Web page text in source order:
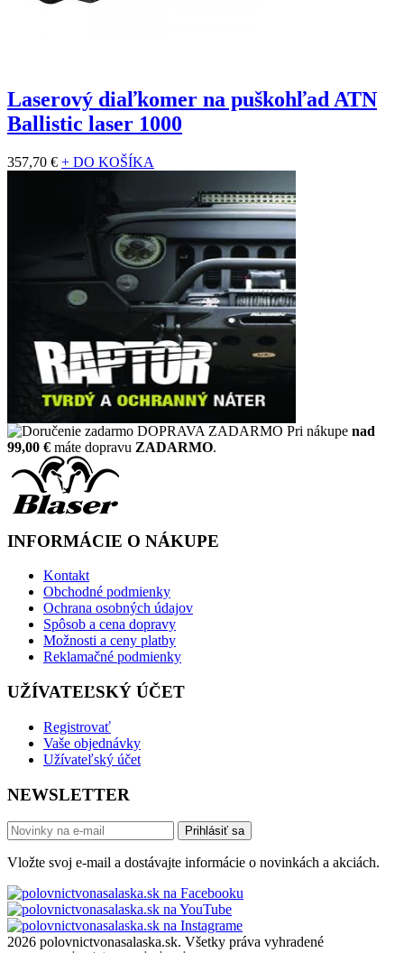
Laserový diaľkomer na puškohľad ATN
Ballistic laser 1000
357,70 € + DO KOŠÍKA
DOPRAVA ZADARMO Pri nákupe nad
99,00 € máte dopravu ZADARMO.
INFORMÁCIE O NÁKUPE
Kontakt
Obchodné podmienky
Ochrana osobných údajov
Spôsob a cena dopravy
Možnosti a ceny platby
Reklamačné podmienky
UŽÍVATEĽSKÝ ÚČET
Registrovať
Vaše objednávky
Užívateľský účet
NEWSLETTER
Prihlásiť sa
Vložte svoj e-mail a dostávajte informácie o novinkách a akciách.
2026 polovnictvonasalaska.sk. Všetky práva vyhradené